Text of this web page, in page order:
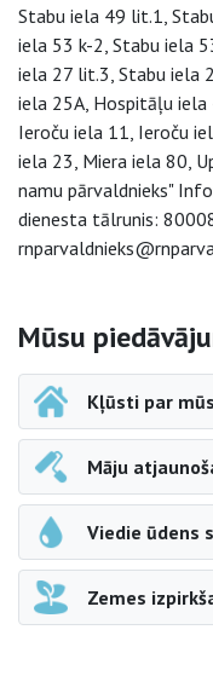
Stabu iela 49 lit.1,
iela 53 k-2, Stabu iela
iela 27 lit.3, Stabu iela
iela 25A, Hospitāļu iela
Ieroču iela 11, Ieroču
iela 23, Miera iela 80,
namu pārvaldnieks"
dienesta tālrunis:
Sāna
Mūsu
Kļūsti par
Māju
Viedie ūdens
Zemes